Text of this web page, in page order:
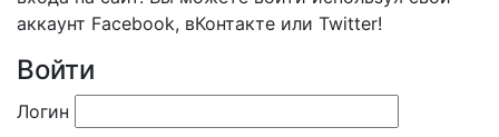
аккаунт Facebook, вКонтакте или Twitter!
Войти
Логин